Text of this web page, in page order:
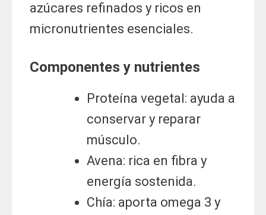
azúcares refinados y ricos en
micronutrientes esenciales.
Componentes y nutrientes
Proteína vegetal: ayuda a
conservar y reparar
músculo.
Avena: rica en fibra y
energía sostenida.
Chía: aporta omega 3 y